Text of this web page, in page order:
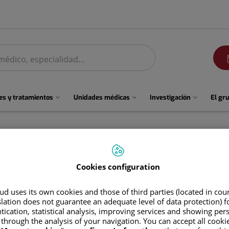
y tratamientos Unidades médicas Investigación El
JoséCardenas Clemente
Cookies configuration
uses its own cookies and those of third parties (located in
does not guarantee an adequate level of data protection)
statistical analysis, improving services and showing
the analysis of your navigation. You can accept all